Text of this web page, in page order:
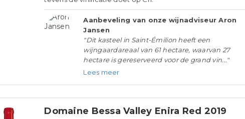
Aanbeveling van onze wijnadviseur Aron
Jansen
"Dit kasteel in Saint-Émilion heeft een
wijngaardareaal van 61 hectare, waarvan 27
hectare is gereserveerd voor de grand vin..."
Lees meer
Domaine Bessa Valley Enira Red 2019